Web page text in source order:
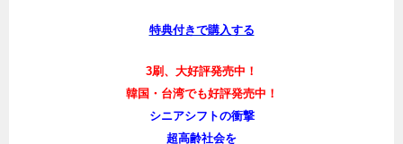
特典付きで購入する
3刷、大好評発売中！
韓国・台湾でも好評発売中！
シニアシフトの衝撃
超高齢社会を